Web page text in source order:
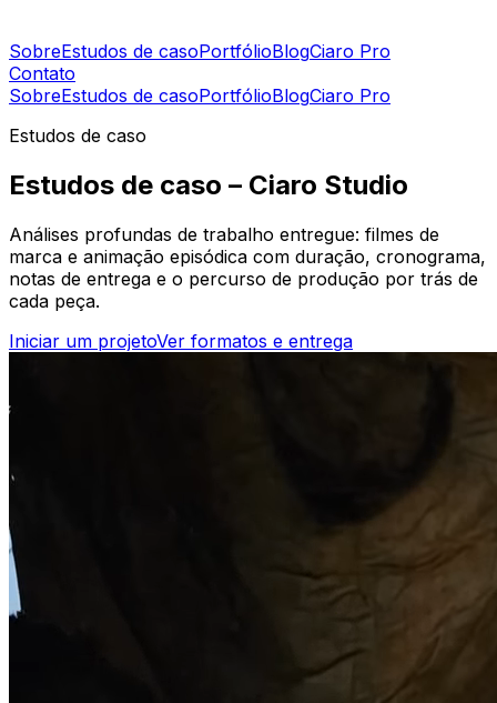
SobreEstudos de casoPortfólioBlogCiaro Pro
Contato
SobreEstudos de casoPortfólioBlogCiaro Pro
Estudos de caso
Estudos de caso – Ciaro Studio
Análises profundas de trabalho entregue: filmes de
marca e animação episódica com duração, cronograma,
notas de entrega e o percurso de produção por trás de
cada peça.
Iniciar um projetoVer formatos e entrega